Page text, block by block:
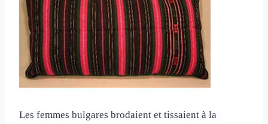
Les femmes bulgares brodaient et tissaient à la